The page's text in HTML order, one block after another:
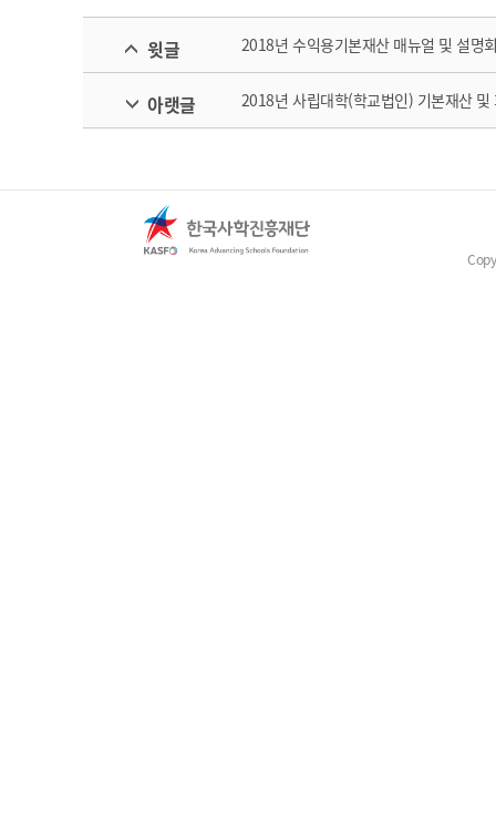
윗글 2018년 수익용기본재산 매뉴얼 및 설명
아랫글 2018년 사립대학(학교법인) 기본재산